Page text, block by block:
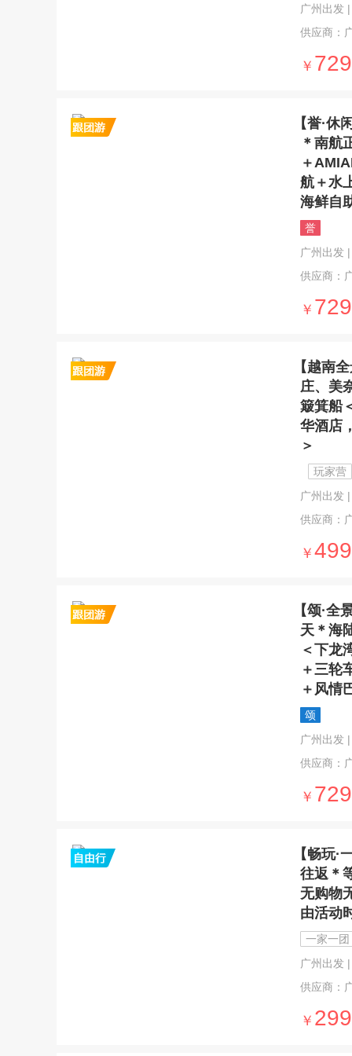
广州出发
供应商：
￥
【誉·
＊南航
＋
航＋水
海鲜自
誉
广州出发
供应商：
￥
【越南
庄、美
簸箕船
华酒店
＞
玩家营
广州出发
供应商：
￥
【颂·
天＊海
＜下龙
＋三轮
＋风情
颂
广州出发
供应商：
￥
【畅玩
往返＊
无购物
由活动
一家一团
广州出发
供应商：
￥